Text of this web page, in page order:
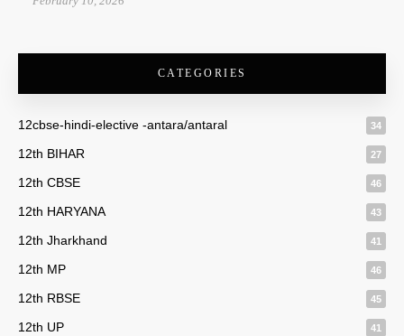
CATEGORIES
12cbse-hindi-elective -antara/antaral 34
12th BIHAR 27
12th CBSE 46
12th HARYANA 43
12th Jharkhand 41
12th MP 46
12th RBSE 45
12th UP 41